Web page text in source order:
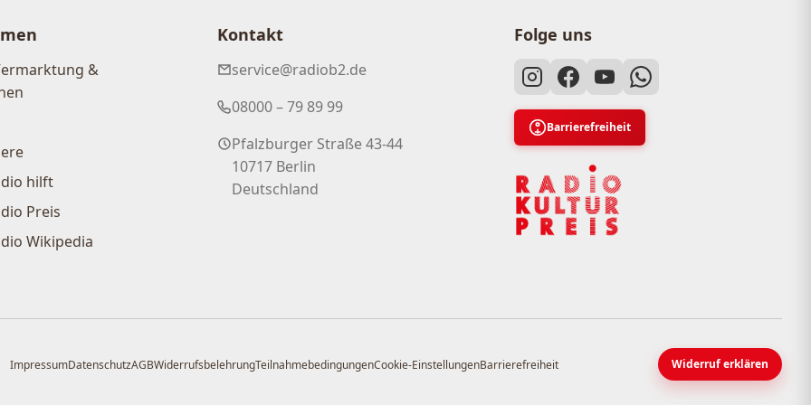
&
hilft
Preis
Wikipedia
Kontakt
service@radiob2.de
08000 – 79 89 99
Pfalzburger Straße 43-44
10717 Berlin
Deutschland
Folge uns
Barrierefreiheit
ImpressumDatenschutzAGBWiderrufsbelehrungTeilnahmebedingungenCookie-EinstellungenBarrierefreiheit Widerruf erklären